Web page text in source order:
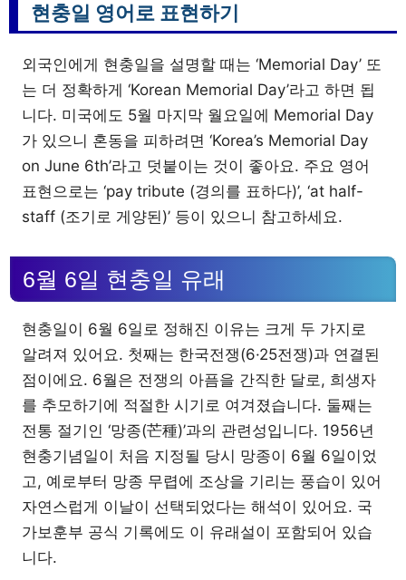
현충일 영어로 표현하기
외국인에게 현충일을 설명할 때는 ‘Memorial Day’ 또
는 더 정확하게 ‘Korean Memorial Day’라고 하면 됩
니다. 미국에도 5월 마지막 월요일에 Memorial Day
가 있으니 혼동을 피하려면 ‘Korea’s Memorial Day
on June 6th’라고 덧붙이는 것이 좋아요. 주요 영어
표현으로는 ‘pay tribute (경의를 표하다)’, ‘at half-
staff (조기로 게양된)’ 등이 있으니 참고하세요.
6월 6일 현충일 유래
현충일이 6월 6일로 정해진 이유는 크게 두 가지로
알려져 있어요. 첫째는 한국전쟁(6·25전쟁)과 연결된
점이에요. 6월은 전쟁의 아픔을 간직한 달로, 희생자
를 추모하기에 적절한 시기로 여겨졌습니다. 둘째는
전통 절기인 ‘망종(芒種)’과의 관련성입니다. 1956년
현충기념일이 처음 지정될 당시 망종이 6월 6일이었
고, 예로부터 망종 무렵에 조상을 기리는 풍습이 있어
자연스럽게 이날이 선택되었다는 해석이 있어요. 국
가보훈부 공식 기록에도 이 유래설이 포함되어 있습
니다.